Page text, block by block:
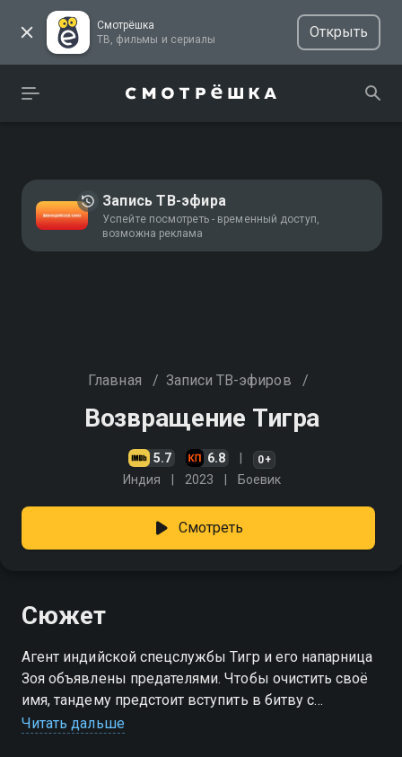
Смотрёшка
ТВ, фильмы и сериалы
Открыть
Запись ТВ-эфира
Успейте посмотреть - временный доступ,
возможна реклама
Главная / Записи ТВ-эфиров /
Возвращение Тигра
5.7 6.8 0+
Индия 2023 Боевик
Смотреть
Сюжет
Агент индийской спецслужбы Тигр и его напарница
Зоя объявлены предателями. Чтобы очистить своё
имя, тандему предстоит вступить в битву с
жаждущим мести террористом Аатишем
Читать дальше